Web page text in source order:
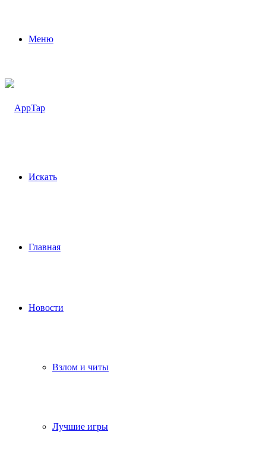
Меню
Искать
Главная
Новости
Взлом и читы
Лучшие игры